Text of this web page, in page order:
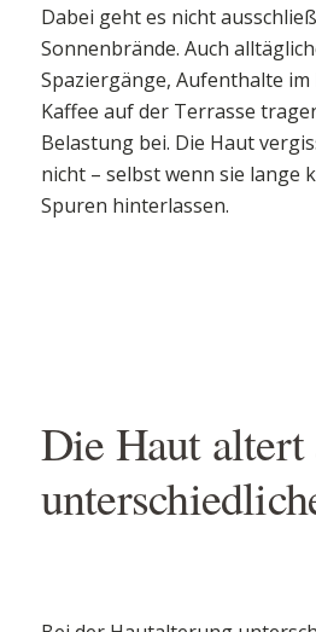
Dabei geht es nicht
Sonnenbrände. Auch
Spaziergänge, Aufenthalte im
Kaffee auf der Terrasse
Belastung bei. Die Haut
nicht – selbst wenn sie lange
Spuren hinterlassen.
Die Haut